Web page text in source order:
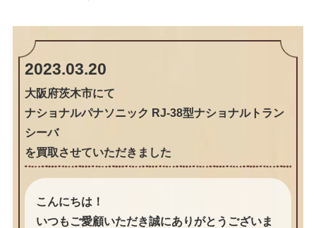
2023.03.20
大阪府茨木市にて
ナショナルパナソニック RJ-38型ナショナルトラン
シーバ
を買取させていただきました
こんにちは！
いつもご愛顧いただき誠にありがとうございま